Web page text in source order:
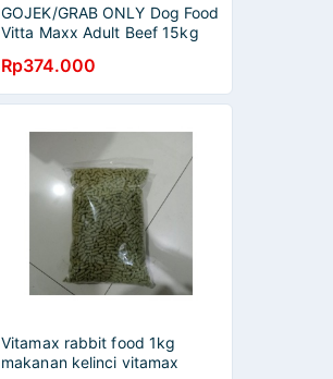
GOJEK/GRAB ONLY Dog Food
Vitta Maxx Adult Beef 15kg
Rp374.000
Vitamax rabbit food 1kg
makanan kelinci vitamax